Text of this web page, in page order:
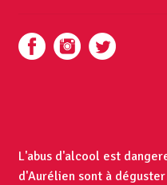
L'abus d'alcool est
d'Aurélien sont à